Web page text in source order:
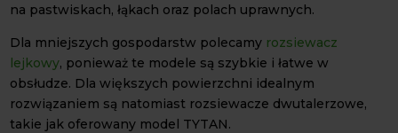
na pastwiskach, łąkach oraz polach uprawnych.
Dla mniejszych gospodarstw polecamy rozsiewacz
lejkowy, ponieważ te modele są szybkie i łatwe w
obsłudze. Dla większych powierzchni idealnym
rozwiązaniem są natomiast rozsiewacze dwutalerzowe,
takie jak oferowany model TYTAN.